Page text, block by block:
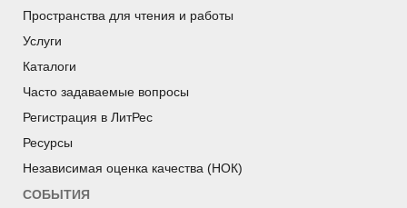
Пространства для чтения и работы
Услуги
Каталоги
Часто задаваемые вопросы
Регистрация в ЛитРес
Ресурсы
Независимая оценка качества (НОК)
СОБЫТИЯ